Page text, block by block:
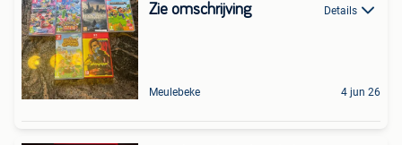
Zie omschrijving Details
Meulebeke 4 jun 26